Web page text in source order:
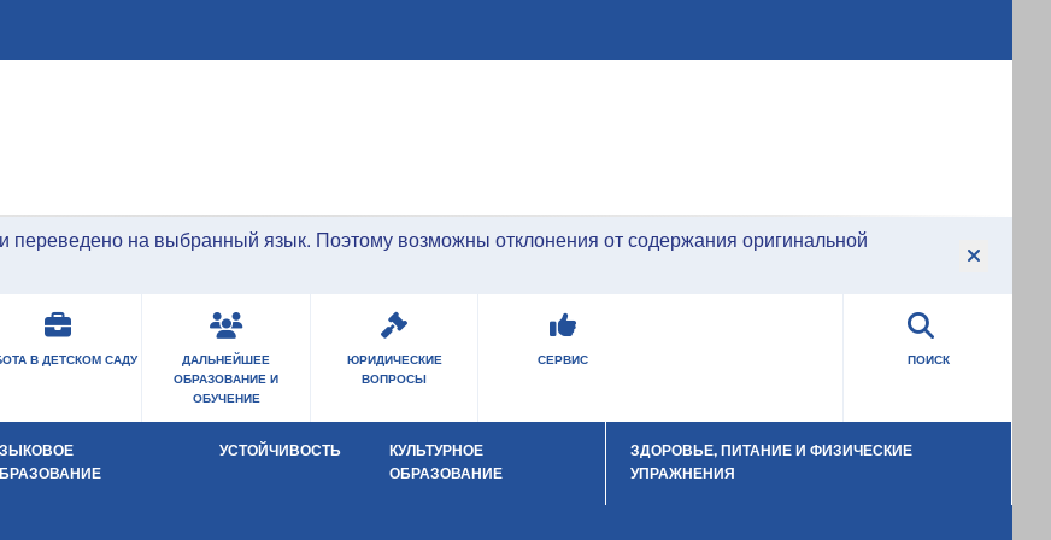
переведено на выбранный язык. Поэтому возможны отклонения от содержания оригинальной
В ДЕТСКОМ САДУ
ДАЛЬНЕЙШЕЕ
ОБРАЗОВАНИЕ И
ОБУЧЕНИЕ
ЮРИДИЧЕСКИЕ
ВОПРОСЫ
СЕРВИС ПОИСК
Submenu
УСТОЙЧИВОСТЬ
Open Submenu
КУЛЬТУРНОЕ
ОБРАЗОВАНИЕ
Open Submenu
ЗДОРОВЬЕ, ПИТАНИЕ И ФИЗИЧЕСКИЕ
УПРАЖНЕНИЯ